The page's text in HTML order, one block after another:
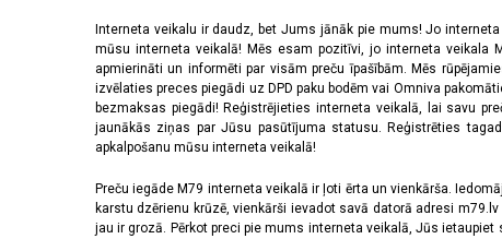
Interneta veikalu ir daudz, bet Jums jānāk pie mums! Jo
mūsu interneta veikalā! Mēs esam pozitīvi, jo interneta veikala
apmierināti un informēti par visām preču īpašībām. Mēs
izvēlaties preces piegādi uz DPD paku bodēm vai Omniva
bezmaksas piegādi! Reģistrējieties interneta veikalā, lai savu
jaunākās ziņas par Jūsu pasūtījuma statusu. Reģistrēties
apkalpošanu mūsu interneta veikalā!
Preču iegāde M79 interneta veikalā ir ļoti ērta un vienkārša.
karstu dzērienu krūzē, vienkārši ievadot savā datorā adresi
jau ir grozā. Pērkot preci pie mums interneta veikalā, Jūs